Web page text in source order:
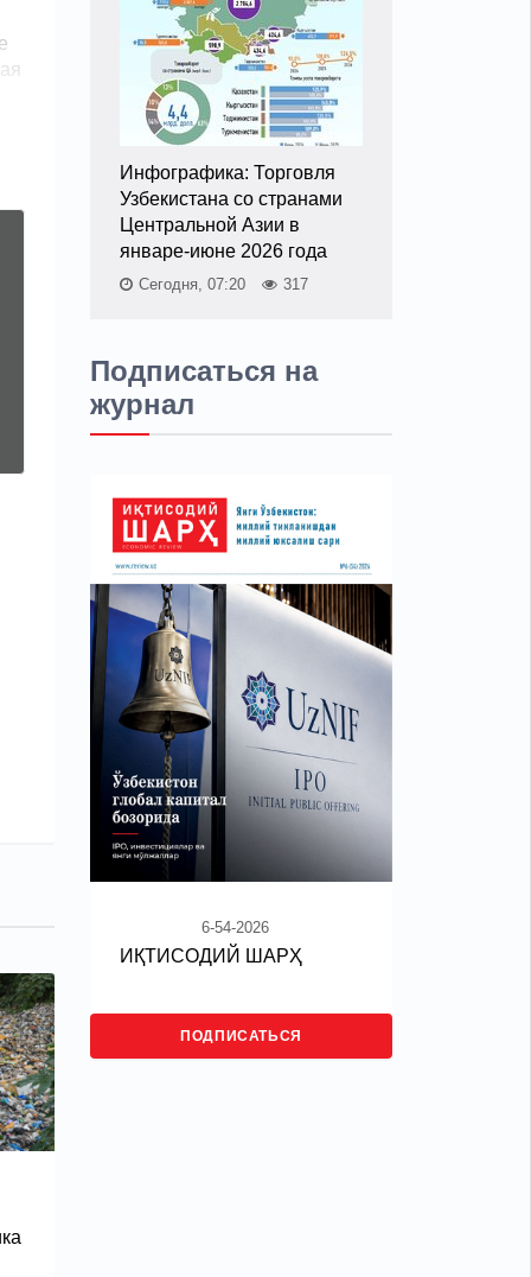
Инфографика: Торговля
Узбекистана со странами
Центральной Азии в
январе-июне 2026 года
Сегодня, 07:20 317
Подписаться на
журнал
6-54-2026
ИҚТИСОДИЙ ШАРҲ
ПОДПИСАТЬСЯ